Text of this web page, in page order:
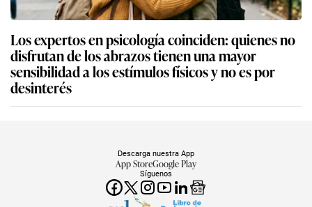
Los expertos en psicología coinciden: quienes no
disfrutan de los abrazos tienen una mayor
sensibilidad a los estímulos físicos y no es por
desinterés
Síguenos
Descarga nuestra App
App StoreGoogle Play